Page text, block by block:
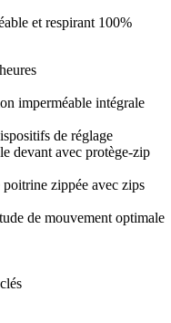
et respirant 100%
imperméable intégrale
de réglage
devant avec protège-zip
poitrine zippée avec zips
de mouvement optimale